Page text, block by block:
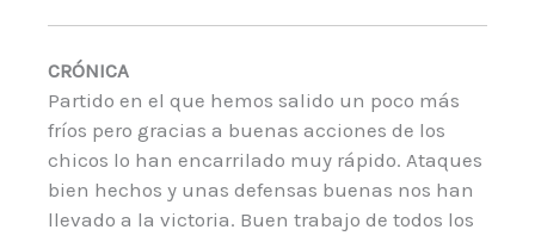
CRÓNICA
Partido en el que hemos salido un poco más
fríos pero gracias a buenas acciones de los
chicos lo han encarrilado muy rápido. Ataques
bien hechos y unas defensas buenas nos han
llevado a la victoria. Buen trabajo de todos los